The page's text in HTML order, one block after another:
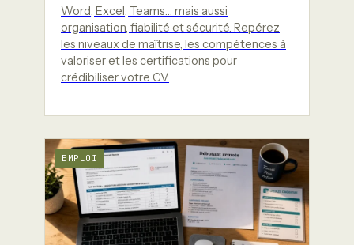
Word, Excel, Teams… mais aussi
organisation, fiabilité et sécurité. Repérez
les niveaux de maîtrise, les compétences à
valoriser et les certifications pour
crédibiliser votre CV.
EMPLOI